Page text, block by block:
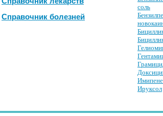
Справочник болезней
соль
Ируксол